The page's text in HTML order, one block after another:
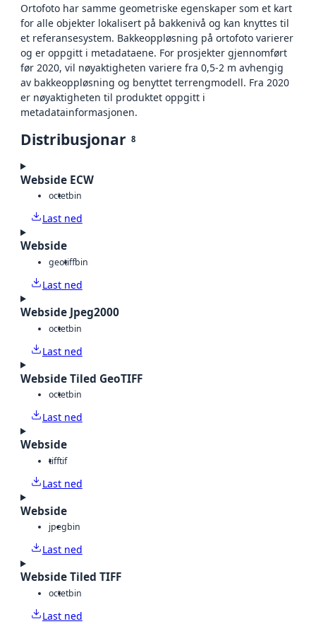
Ortofoto har samme geometriske egenskaper som et kart
for alle objekter lokalisert på bakkenivå og kan knyttes til
et referansesystem. Bakkeoppløsning på ortofoto varierer
og er oppgitt i metadataene. For prosjekter gjennomført
før 2020, vil nøyaktigheten variere fra 0,5-2 m avhengig
av bakkeoppløsning og benyttet terrengmodell. Fra 2020
er nøyaktigheten til produktet oppgitt i
metadatainformasjonen.
Distribusjonar 8
Webside ECW
octetbin
Last ned
Webside
geotiffbin
Last ned
Webside Jpeg2000
octetbin
Last ned
Webside Tiled GeoTIFF
octetbin
Last ned
Webside
tifftif
Last ned
Webside
jpegbin
Last ned
Webside Tiled TIFF
octetbin
Last ned